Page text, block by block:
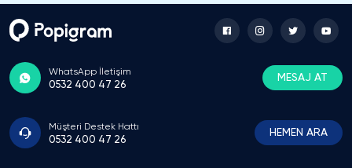
WhatsApp İletişim
0532 400 47 26
MESAJ AT
Müşteri Destek Hattı
0532 400 47 26
HEMEN ARA